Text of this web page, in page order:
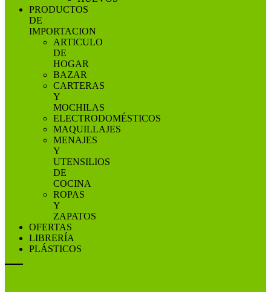
PRODUCTOS
DE
IMPORTACION
ARTICULO
DE
HOGAR
BAZAR
CARTERAS
Y
MOCHILAS
ELECTRODOMÉSTICOS
MAQUILLAJES
MENAJES
Y
UTENSILIOS
DE
COCINA
ROPAS
Y
ZAPATOS
OFERTAS
LIBRERÍA
PLÁSTICOS